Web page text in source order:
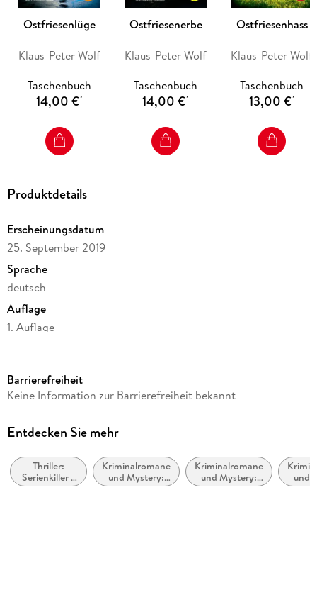
Ostfriesenlüge
Klaus-Peter Wolf
Taschenbuch
14,00 €*
Ostfriesenerbe
Klaus-Peter Wolf
Taschenbuch
14,00 €*
Ostfriesenhass
Klaus-Peter Wolf
Taschenbuch
13,00 €*
Produktdetails
Erscheinungsdatum
25. September 2019
Sprache
deutsch
Auflage
1. Auflage
Reihe
Autor/Autorin
Verlag/Hersteller
FISCHER Taschenbuch
Barrierefreiheit
Keine Information zur Barrierefreiheit bekannt
Entdecken Sie mehr
Thriller:
Serienkiller /
Serienmörder
Kriminalromane
und Mystery:
Cosy Mystery
Kriminalromane
und Mystery:
weibliche
und